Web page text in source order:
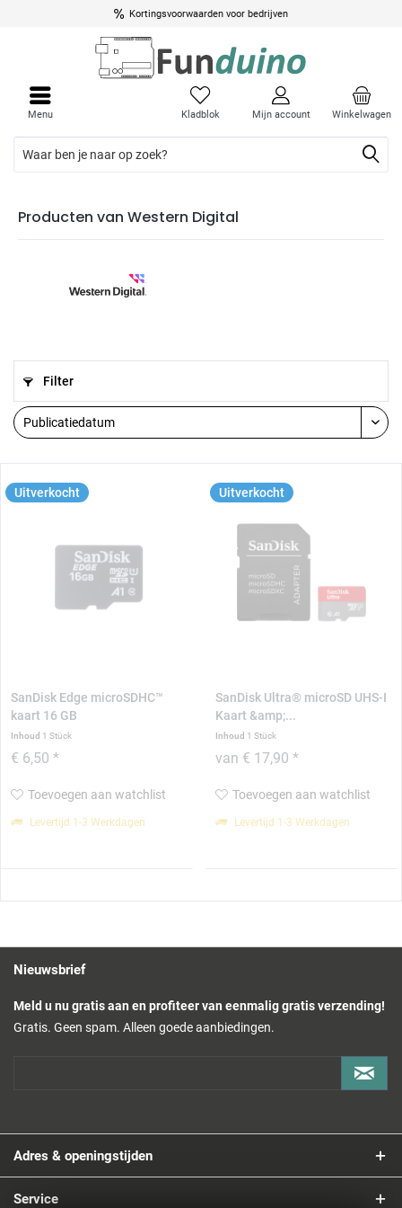
Kortingsvoorwaarden voor bedrijven
Winkelwagen
Kladblok Mijn account
Menu
Producten van Western Digital
Filter
Uitverkocht
SanDisk Edge microSDHC™
kaart 16 GB
Inhoud 1 Stück
€ 6,50 *
Toevoegen aan watchlist
Levertijd 1-3 Werkdagen
Uitverkocht
SanDisk Ultra® microSD UHS-I
Kaart &amp;...
Inhoud 1 Stück
van € 17,90 *
Toevoegen aan watchlist
Levertijd 1-3 Werkdagen
Nieuwsbrief
Meld u nu gratis aan en profiteer van eenmalig gratis verzending!
Gratis. Geen spam. Alleen goede aanbiedingen.
Adres & openingstijden
Service